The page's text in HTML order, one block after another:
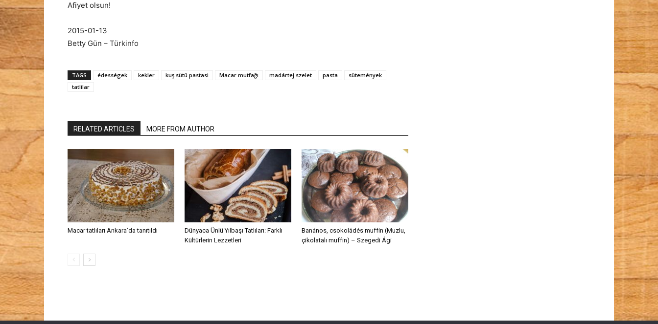
Afiyet olsun!
2015-01-13
Betty Gün – Türkinfo
TAGS édességek kekler kuş sütü pastasi Macar mutfağı madártej szelet pasta
sütemények
tatlilar
RELATED ARTICLES MORE FROM AUTHOR
Macar tatlıları Ankara’da tanıtıldı
Dünyaca Ünlü Yılbaşı Tatlıları: Farklı
Kültürlerin Lezzetleri
Banános, csokoládés muffin (Muzlu,
çikolatalı muffin) – Szegedi Ági